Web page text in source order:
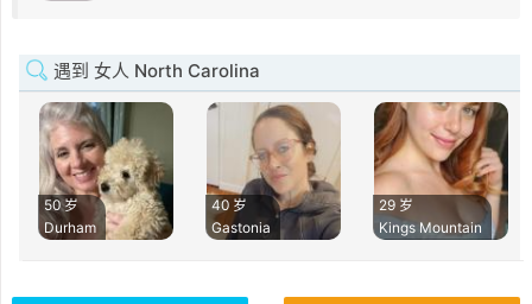
遇到 女人 North Carolina
50 岁
Durham
40 岁
Gastonia
29 岁
Kings Mountain